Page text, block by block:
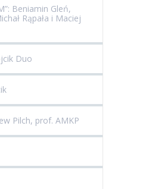
Beniamin Gleń,
Rąpała i Maciej
Duo
Pilch, prof. AMKP